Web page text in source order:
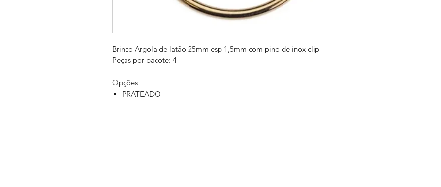
Brinco Argola de latão 25mm esp 1,5mm com pino de inox clip
Peças por pacote: 4
Opções
PRATEADO